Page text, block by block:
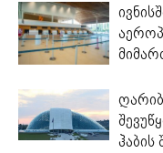
ჰაბის